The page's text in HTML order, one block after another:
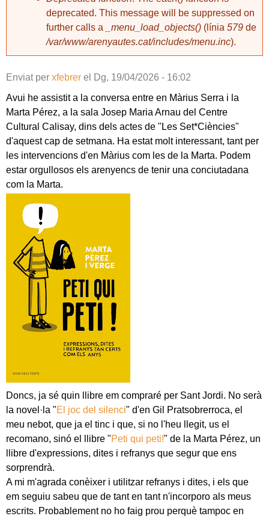
deprecated. This message will be suppressed on
further calls a
_menu_load_objects() (línia 579 de
/var/www/arenyautes.cat/includes/menu.inc).
Enviat per xfebrer el
Dg, 19/04/2026 - 16:02
Avui he assistit a la conversa entre en Màrius Serra i la
Marta Pérez, a la sala Josep Maria Arnau del Centre
Cultural Calisay, dins dels actes de "Les Set*Ciències"
d'aquest cap de setmana. Ha estat molt interessant, tant per
les intervencions d'en Màrius com les de la Marta. Podem
estar orgullosos els arenyencs de tenir una conciutadana
com la Marta.
Doncs, ja sé quin llibre em compraré per Sant Jordi. No serà
la novel·la "El joc del silenci" d'en Gil Pratsobrerroca, el
meu nebot, que ja el tinc i que, si no l'heu llegit, us el
recomano, sinó el llibre "Peti qui peti!" de la Marta Pérez, un
llibre d'expressions, dites i refranys que segur que ens
sorprendrà.
A mi m'agrada conèixer i utilitzar refranys i dites, i els que
em seguiu sabeu que de tant en tant n'incorporo als meus
escrits. Probablement no ho faig prou perquè tampoc en